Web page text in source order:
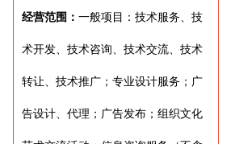
经营范围： 一般项目：技术服务、技
术开发、技术咨询、技术交流、技术
转让、技术推广；专业设计服务；广
告设计、代理；广告发布；组织文化